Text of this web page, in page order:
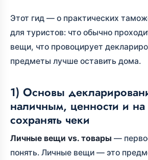
Этот гид — о практических
для туристов: что обычно
вещи, что провоцирует
предметы лучше оставить дома.
1) Основы
наличным, ценности и на
сохранять чеки
Личные вещи vs. товары —
понять. Личные вещи — это